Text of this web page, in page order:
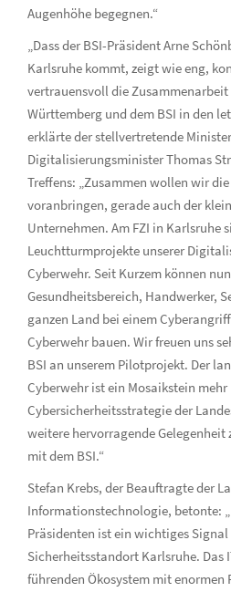
Augenhöhe begegnen.“
„Dass der BSI-Präsident Arne
Karlsruhe kommt, zeigt wie eng,
vertrauensvoll die Zusammenarbeit
Württemberg und dem BSI in den
erklärte der stellvertretende
Digitalisierungsminister Thomas
Treffens: „Zusammen wollen wir
voranbringen, gerade auch der
Unternehmen. Am FZI in Karlsruhe
Leuchtturmprojekte unserer
Cyberwehr. Seit Kurzem können
Gesundheitsbereich, Handwerker,
ganzen Land bei einem
Cyberwehr bauen. Wir freuen uns
BSI an unserem Pilotprojekt. Der
Cyberwehr ist ein Mosaikstein mehr
Cybersicherheitsstrategie der
weitere hervorragende Gelegenheit
mit dem BSI.“
Stefan Krebs, der Beauftragte der
Informationstechnologie, betonte:
Präsidenten ist ein wichtiges Signal
Sicherheitsstandort Karlsruhe. Das
führenden Ökosystem mit